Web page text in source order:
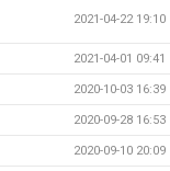
2021-04-22 19:10
2021-04-01 09:41
2020-10-03 16:39
2020-09-28 16:53
2020-09-10 20:09